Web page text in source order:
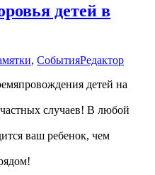
детей в
, СобытияРедактор
детей на
случаев! В любой
ваш ребенок, чем